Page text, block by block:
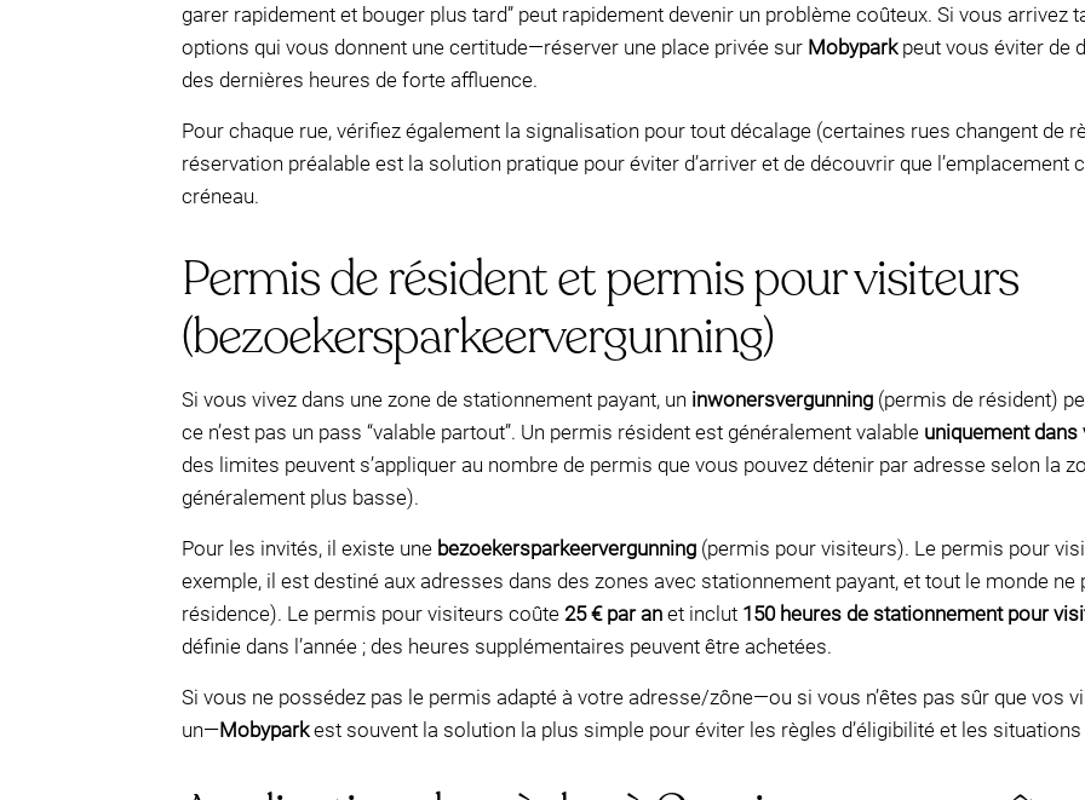
garer rapidement et bouger plus tard” peut rapidement devenir un problème coûteux. Si vous arrivez
options qui vous donnent une certitude—réserver une place privée sur Mobyparkpeut vous éviter de
des dernières heures de forte affluence.
Pour chaque rue, vérifiez également la signalisation pour tout décalage (certaines rues changent de
réservation préalable est la solution pratique pour éviter d’arriver et de découvrir que l’emplacement
créneau.
Permis de résident et permis pour visiteurs
(bezoekersparkeervergunning)
Si vous vivez dans une zone de stationnement payant, un inwonersvergunning (permis de résident)
ce n’est pas un pass “valable partout”. Un permis résident est généralement valable uniquement
des limites peuvent s’appliquer au nombre de permis que vous pouvez détenir par adresse selon la
généralement plus basse).
Pour les invités, il existe une bezoekersparkeervergunning (permis pour visiteurs). Le permis pour
exemple, il est destiné aux adresses dans des zones avec stationnement payant, et tout le monde
résidence). Le permis pour visiteurs coûte 25 € par an et inclut 150 heures de stationnement pour
définie dans l’année ; des heures supplémentaires peuvent être achetées.
Si vous ne possédez pas le permis adapté à votre adresse/zône—ou si vous n’êtes pas sûr que vos
un—Mobyparkest souvent la solution la plus simple pour éviter les règles d’éligibilité et les situations